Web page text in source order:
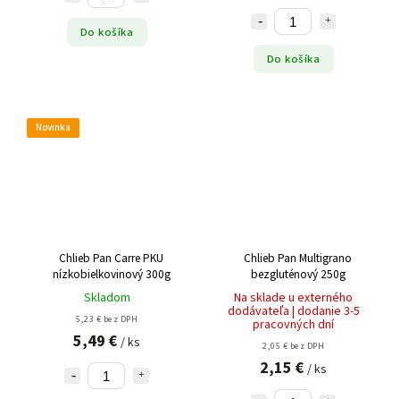
Do košíka
Do košíka
Novinka
Chlieb Pan Carre PKU
nízkobielkovinový 300g
Skladom
5,23 € bez DPH
5,49 € / ks
Chlieb Pan Multigrano
bezgluténový 250g
Na sklade u externého
dodávateľa | dodanie 3-5
pracovných dní
2,05 € bez DPH
2,15 € / ks